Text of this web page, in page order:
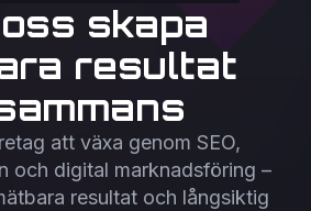
skapa
resultat
att växa genom SEO,
och digital marknadsföring –
resultat och långsiktig